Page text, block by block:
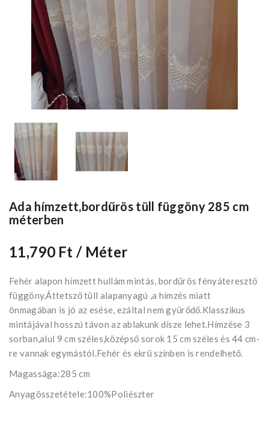
Ada hímzett,bordűrös tüll függöny 285 cm
méterben
11,790 Ft/ Méter
Fehér alapon hímzett hullám mintás, bordűrös fényáteresztő
függöny.Áttetsző tüll alapanyagú ,a hímzés miatt
önmagában is jó az esése, ezáltal nem gyűrődő.Klasszikus
mintájával hosszú távon az ablakunk dísze lehet.Hímzése 3
sorban,alul 9 cm széles,középső sorok 15 cm széles és 44 cm-
re vannak egymástól.Fehér és ekrü színben is rendelhető.
Magassága:285 cm
Anyagösszetétele:100%Poliészter